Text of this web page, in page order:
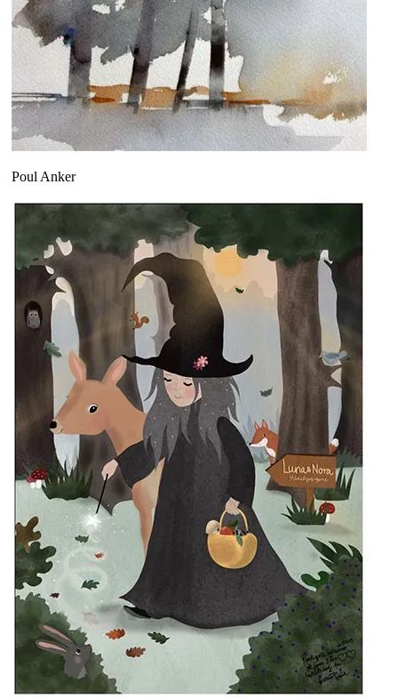
Poul Anker